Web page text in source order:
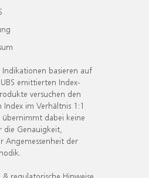
Indikationen basieren auf
emittierten Index-
versuchen den
im Verhältnis 1:1
übernimmt dabei keine
die Genauigkeit,
Angemessenheit der